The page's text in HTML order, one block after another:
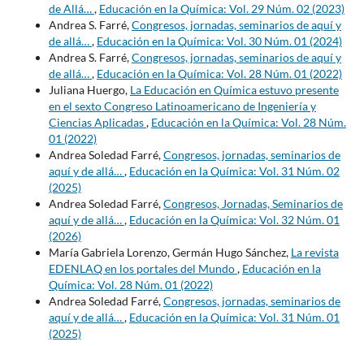
de Allá…, Educación en la Química: Vol. 29 Núm. 02 (2023)
Andrea S. Farré,Congresos, jornadas, seminarios de aquí y
de allá…, Educación en la Química: Vol. 30 Núm. 01 (2024)
Andrea S. Farré,Congresos, jornadas, seminarios de aquí y
de allá…, Educación en la Química: Vol. 28 Núm. 01 (2022)
Juliana Huergo, La Educación en Química estuvo presente
en el sexto Congreso Latinoamericano de Ingeniería y
Ciencias Aplicadas, Educación en la Química: Vol. 28 Núm.
01 (2022)
Andrea Soledad Farré,Congresos, jornadas, seminarios de
aquí y de allá…, Educación en la Química: Vol. 31 Núm. 02
(2025)
Andrea Soledad Farré,Congresos, Jornadas, Seminarios de
aquí y de allá…, Educación en la Química: Vol. 32 Núm. 01
(2026)
María Gabriela Lorenzo, Germán Hugo Sánchez, La revista
EDENLAQ en los portales del Mundo, Educación en la
Química: Vol. 28 Núm. 01 (2022)
Andrea Soledad Farré,Congresos, jornadas, seminarios de
aquí y de allá…, Educación en la Química: Vol. 31 Núm. 01
(2025)